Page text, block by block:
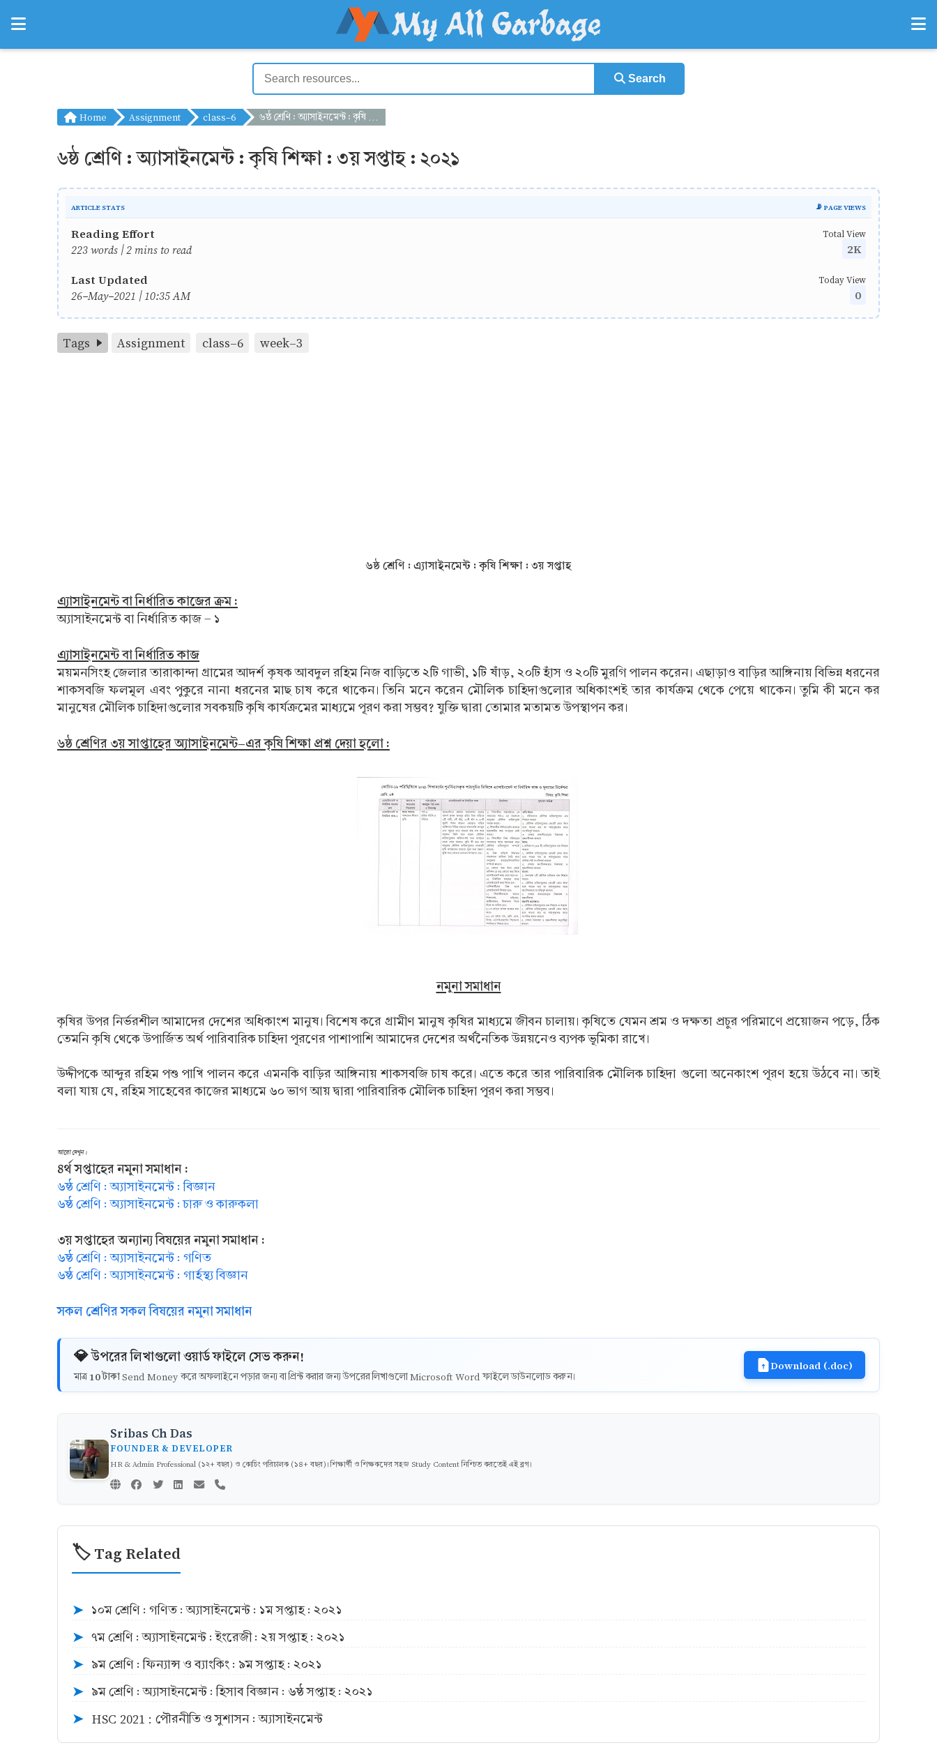
Search
Home Assignment class-6 ৬ষ্ঠ শ্রেণি : অ্যাসাইনমেন্ট : কৃষি শিক্ষা : ৩য় সপ্তাহ : ২০২১
৬ষ্ঠ শ্রেণি : অ্যাসাইনমেন্ট : কৃষি শিক্ষা : ৩য় সপ্তাহ : ২০২১
ARTICLE STATS 📡 PAGE VIEWS
Reading Effort
223 words | 2 mins to read
Total View
2K
Last Updated
26-May-2021 | 10:35 AM
Today View
0
Tags Assignment class-6 week-3
৬ষ্ঠ শ্রেণি : এ্যাসাইনমেন্ট : কৃষি শিক্ষা : ৩য় সপ্তাহ
এ্যাসাইনমেন্ট বা নির্ধারিত কাজের ক্রম :
অ্যাসাইনমেন্ট বা নির্ধারিত কাজ - ১
এ্যাসাইনমেন্ট বা নির্ধারিত কাজ
ময়মনসিংহ জেলার তারাকান্দা গ্রামের আদর্শ কৃষক আবদুল রহিম নিজ বাড়িতে ২টি গাভী, ১টি ষাঁড়, ২০টি হাঁস ও ২০টি মুরগি পালন করেন। এছাড়াও বাড়ির আঙ্গিনায় বিভিন্ন ধরনের
শাকসবজি ফলমূল এবং পুকুরে নানা ধরনের মাছ চাষ করে থাকেন। তিনি মনে করেন মৌলিক চাহিদাগুলোর অধিকাংশই তার কার্যক্রম থেকে পেয়ে থাকেন। তুমি কী মনে কর
মানুষের মৌলিক চাহিদাগুলোর সবকয়টি কৃষি কার্যক্রমের মাধ্যমে পূরণ করা সম্ভব? যুক্তি দ্বারা তোমার মতামত উপস্থাপন কর।
৬ষ্ঠ শ্রেণির ৩য় সাপ্তাহের অ্যাসাইনমেন্ট-এর কৃষি শিক্ষা প্রশ্ন দেয়া হলো :
নমুনা সমাধান
কৃষির উপর নির্ভরশীল আমাদের দেশের অধিকাংশ মানুষ। বিশেষ করে গ্রামীণ মানুষ কৃষির মাধ্যমে জীবন চালায়। কৃষিতে যেমন শ্রম ও দক্ষতা প্রচুর পরিমাণে প্রয়োজন পড়ে, ঠিক
তেমনি কৃষি থেকে উপার্জিত অর্থ পারিবারিক চাহিদা পূরণের পাশাপাশি আমাদের দেশের অর্থনৈতিক উন্নয়নেও ব্যপক ভূমিকা রাখে।
উদ্দীপকে আব্দুর রহিম পশু পাখি পালন করে এমনকি বাড়ির আঙ্গিনায় শাকসবজি চাষ করে। এতে করে তার পারিবারিক মৌলিক চাহিদা গুলো অনেকাংশ পূরণ হয়ে উঠবে না। তাই
বলা যায় যে, রহিম সাহেবের কাজের মাধ্যমে ৬০ ভাগ আয় দ্বারা পারিবারিক মৌলিক চাহিদা পূরণ করা সম্ভব।
আরো দেখুন :
৪র্থ সপ্তাহের নমুনা সমাধান :
৬ষ্ঠ শ্রেণি : অ্যাসাইনমেন্ট : বিজ্ঞান
৬ষ্ঠ শ্রেণি : অ্যাসাইনমেন্ট : চারু ও কারুকলা
৩য় সপ্তাহের অন্যান্য বিষয়ের নমুনা সমাধান :
৬ষ্ঠ শ্রেণি : অ্যাসাইনমেন্ট : গণিত
৬ষ্ঠ শ্রেণি : অ্যাসাইনমেন্ট : গার্হস্থ্য বিজ্ঞান
সকল শ্রেণির সকল বিষয়ের নমুনা সমাধান
💎 উপরের লিখাগুলো ওয়ার্ড ফাইলে সেভ করুন!
মাত্র 10 টাকাSend Money করে অফলাইনে পড়ার জন্য বা প্রিন্ট করার জন্য উপরের লিখাগুলো Microsoft Word ফাইলে ডাউনলোড করুন।
Download (.doc)
Sribas Ch Das
FOUNDER & DEVELOPER
HR & Admin Professional (১২+ বছর) ও কোচিং পরিচালক (১৪+ বছর)। শিক্ষার্থী ও শিক্ষকদের সহজ Study Content নিশ্চিত করতেই এই ব্লগ।
🏷️ Tag Related
➤ ১০ম শ্রেণি : গণিত : অ্যাসাইনমেন্ট : ১ম সপ্তাহ : ২০২১
➤ ৭ম শ্রেণি : অ্যাসাইনমেন্ট : ইংরেজী : ২য় সপ্তাহ : ২০২১
➤ ৯ম শ্রেণি : ফিন্যান্স ও ব্যাংকিং : ৯ম সপ্তাহ : ২০২১
➤ ৯ম শ্রেণি : অ্যাসাইনমেন্ট : হিসাব বিজ্ঞান : ৬ষ্ঠ সপ্তাহ : ২০২১
➤ HSC 2021 : পৌরনীতি ও সুশাসন : অ্যাসাইনমেন্ট